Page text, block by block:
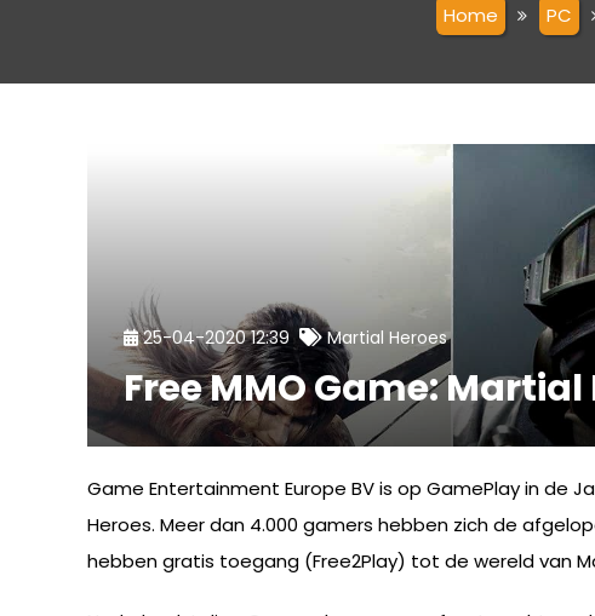
Home PC
25-04-2020 12:39 Martial Heroes
Free MMO Game:
Game Entertainment Europe BV is op GamePlay in de
Heroes. Meer dan 4.000 gamers hebben zich de
hebben gratis toegang (Free2Play) tot de wereld van